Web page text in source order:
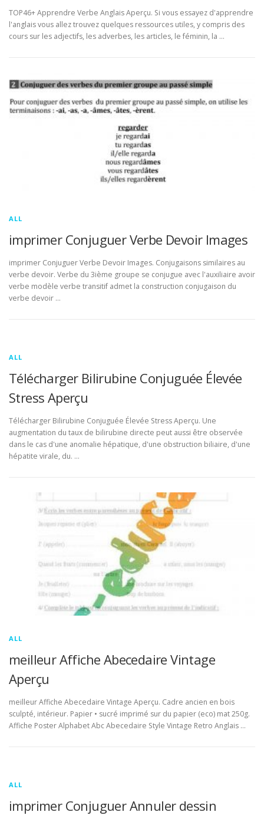
TOP46+ Apprendre Verbe Anglais Aperçu. Si vous essayez d'apprendre
l'anglais vous allez trouvez quelques ressources utiles, y compris des
cours sur les adjectifs, les adverbes, les articles, le féminin, la …
ALL
imprimer Conjuguer Verbe Devoir Images
imprimer Conjuguer Verbe Devoir Images. Conjugaisons similaires au
verbe devoir. Verbe du 3ième groupe se conjugue avec l'auxiliaire avoir
verbe modèle verbe transitif admet la construction conjugaison du
verbe devoir …
ALL
Télécharger Bilirubine Conjuguée Élevée
Stress Aperçu
Télécharger Bilirubine Conjuguée Élevée Stress Aperçu. Une
augmentation du taux de bilirubine directe peut aussi être observée
dans le cas d'une anomalie hépatique, d'une obstruction biliaire, d'une
hépatite virale, du. …
ALL
meilleur Affiche Abecedaire Vintage
Aperçu
meilleur Affiche Abecedaire Vintage Aperçu. Cadre ancien en bois
sculpté, intérieur. Papier • sucré imprimé sur du papier (eco) mat 250g.
Affiche Poster Alphabet Abc Abecedaire Style Vintage Retro Anglais …
ALL
imprimer Conjuguer Annuler dessin